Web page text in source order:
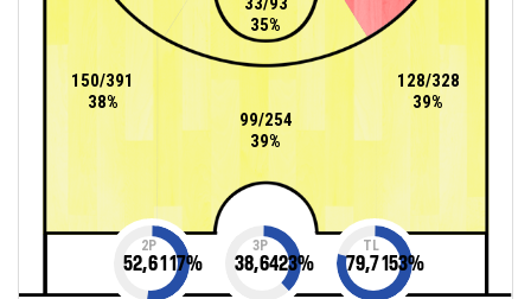
35%
99/254
39%
150/391
38%
128/328
39%
2P
52,6117%
3P
38,6423%
TL
79,7153%